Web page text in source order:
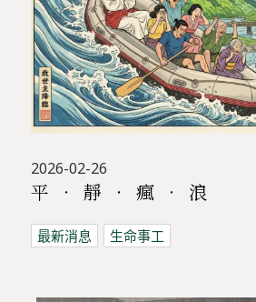
2026-02-26
平 ‧ 靜 ‧ 瘋 ‧ 浪
最新消息 生命事工